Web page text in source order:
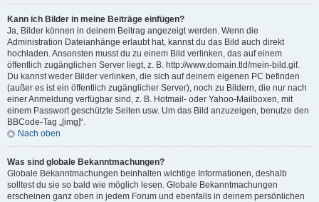
Kann ich Bilder in meine Beiträge einfügen?
Ja, Bilder können in deinem Beitrag angezeigt werden. Wenn die
Administration Dateianhänge erlaubt hat, kannst du das Bild auch direkt
hochladen. Ansonsten musst du zu einem Bild verlinken, das auf einem
öffentlich zugänglichen Server liegt, z. B. http://www.domain.tld/mein-bild.gif.
Du kannst weder Bilder verlinken, die sich auf deinem eigenen PC befinden
(außer es ist ein öffentlich zugänglicher Server), noch zu Bildern, die nur nach
einer Anmeldung verfügbar sind, z. B. Hotmail- oder Yahoo-Mailboxen, mit
einem Passwort geschützte Seiten usw. Um das Bild anzuzeigen, benutze den
BBCode-Tag „[img]“.
Nach oben
Was sind globale Bekanntmachungen?
Globale Bekanntmachungen beinhalten wichtige Informationen, deshalb
solltest du sie so bald wie möglich lesen. Globale Bekanntmachungen
erscheinen ganz oben in jedem Forum und ebenfalls in deinem persönlichen